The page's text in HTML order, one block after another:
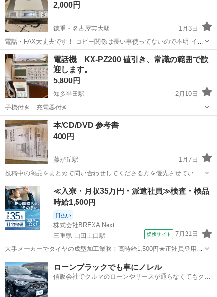
2,000円
徳重・名古屋芸大駅
1月3日
電話・FAX大丈夫です！ コピー関係は長い事使ってないので不明 イン
クは量販店でまだ買えます だいぶ古い機種のため、廃番間近かと（４
色セットで約５千円くらい） インク継ぎ足しや社外品は認識しないの
で，純正インク必須です...
愛知 北名古屋市 徳重・名古屋芸大駅 電話、ＦＡＸ
FAX
電話機 KX-PZ200 値引き、常識の範囲で歓
迎します。
5,800円
知多半田駅
2月10日
子機付き 充電器付き
愛知 半田市 電話、ＦＡＸ
本/CD/DVD 参考書
400円
藤が丘駅
1月7日
投稿中の商品をまとめて問い合わせしてくださる方を優先させていた
だきます。 冷蔵庫 洗濯機 エアコン FAX
愛知 名古屋市 藤が丘駅 電話、ＦＡＸ DVD
≪入寮・月収35万円・派遣社員≫検査・検品
時給1,500円
日払い
株式会社BREXA Next
三重県 山田上口駅
提携サイト 7月21日
大手メーカーでタイヤの成型加工業務！高時給1,500円★正社員登用制
度あり！ワンルーム寮完備！マイカー通勤OK！無料駐車場あり！《三
重県伊勢市》 人気の工場のお仕事 ◇タイヤの製造◇ トラック・バ
ス・RV車用を中心とした...
三重 伊勢市 山田上口駅 その他
ローンブラックでも車にノレル
信販会社でクルマのローンやリースが通らなくてもクル